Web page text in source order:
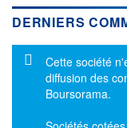
DERNIERS
Message
Cette société
diffusion des
Boursorama.